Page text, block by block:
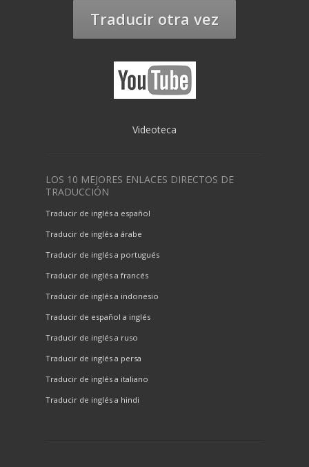
Traducir otra vez
Videoteca
LOS 10 MEJORES ENLACES DIRECTOS DE
TRADUCCIÓN
Traducir de inglés a español
Traducir de inglés a árabe
Traducir de inglés a portugués
Traducir de inglés a francés
Traducir de inglés a indonesio
Traducir de español a inglés
Traducir de inglés a ruso
Traducir de inglés a persa
Traducir de inglés a italiano
Traducir de inglés a hindi